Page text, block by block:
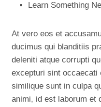
Learn Something
At vero eos et
ducimus qui blanditiis
deleniti atque corrupti
excepturi sint occaecati
similique sunt in culpa
animi, id est laborum et